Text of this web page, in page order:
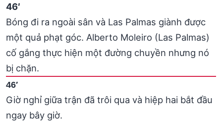
46′
Bóng đi ra ngoài sân và Las Palmas giành được
một quả phạt góc. Alberto Moleiro (Las Palmas)
cố gắng thực hiện một đường chuyền nhưng nó
bị chặn.
46′
Giờ nghỉ giữa trận đã trôi qua và hiệp hai bắt đầu
ngay bây giờ.